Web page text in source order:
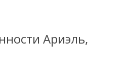
Ариэль,